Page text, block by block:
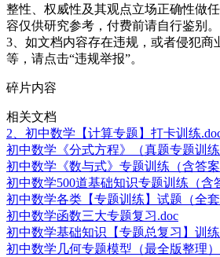
整性、权威性及其观点立场正确性做
容仅供研究参考，付费前请自行鉴别。
3、如文档内容存在违规，或者侵犯商
等，请点击“违规举报”。
碎片内容
相关文档
2、初中数学【计算专题】打卡训练
初中数学《分式方程》（真题专题训
初中数学《数与式》专题训练（含答
初中数学500道基础知识专题训练（含
初中数学各类【专题训练】试题（全
初中数学函数三大专题复习.doc
初中数学基础知识【专题总复习】训
初中数学几何专题模型（最全版整理